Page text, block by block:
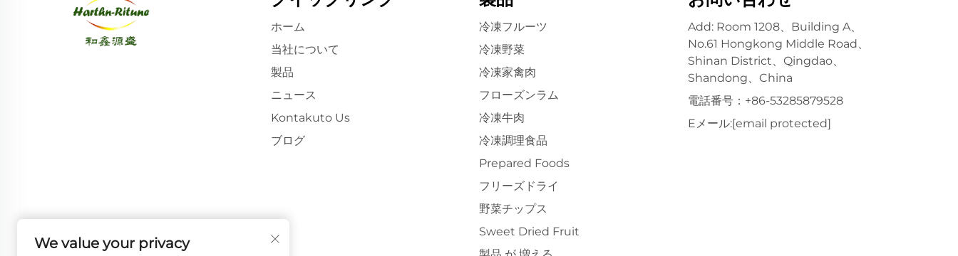
ホーム
当社について
製品
ニュース
Kontakuto Us
ブログ
冷凍フルーツ
冷凍野菜
冷凍家禽肉
フローズンラム
冷凍牛肉
冷凍調理食品
Prepared Foods
フリーズドライ
野菜チップス
Sweet Dried Fruit
Add: Room 1208、Building A、
No.61 Hongkong Middle Road、
Shinan District、Qingdao、
Shandong、China
電話番号： +86-53285879528
Eメール:[email protected]
We value your privacy